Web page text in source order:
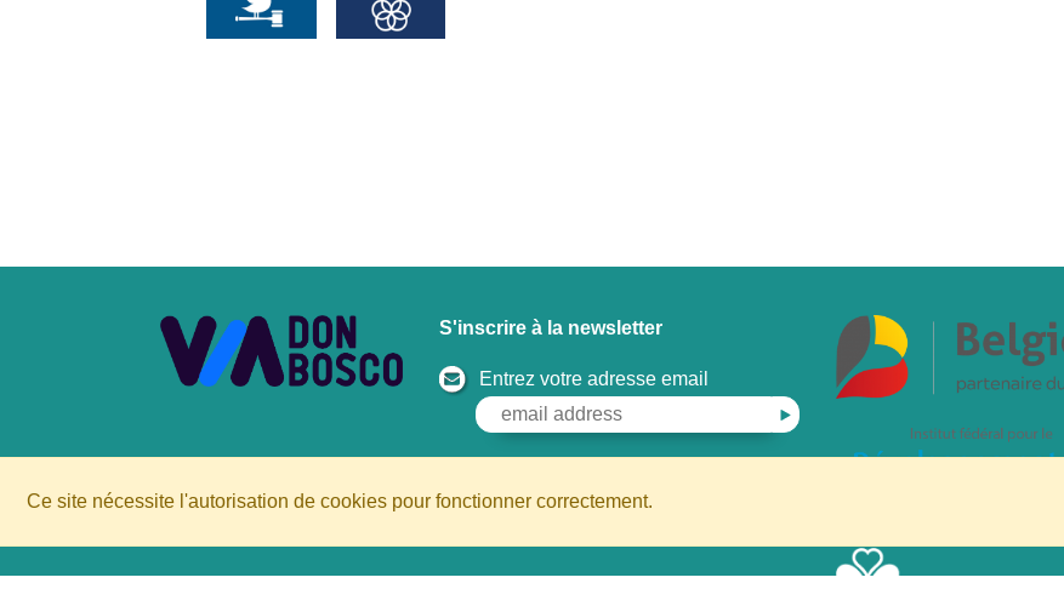
Ce site nécessite l'autorisation de cookies pour fonctionner correctement.
S'inscrire à la newsletter
Entrez votre adresse email